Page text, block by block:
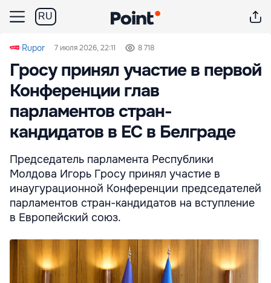
RU
Rupor 7 июля 2026, 22:11 8 718
Гросу принял участие в первой
Конференции глав
парламентов стран-
кандидатов в ЕС в Белграде
Председатель парламента Республики
Молдова Игорь Гросу принял участие в
инаугурационной Конференции председателей
парламентов стран-кандидатов на вступление
в Европейский союз.